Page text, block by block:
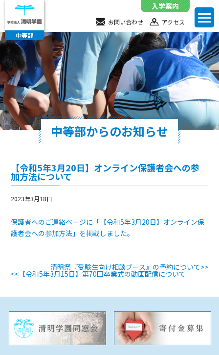
中等部
お問い合わせ アクセス
入学案内
中等部からのお知らせ
【令和5年3月20日】オンライン保護者会への参
加方法について
2023年3月18日
保護者へのご連絡ページに「【令和5年3月20日】オンライン保
護者会への参加方法」を掲載しました。
清明祭『受験生向け相談ブース』の予約について>>
<< 【令和5年3月15日】第70回卒業式の動画配信について
お問い合わせ
アクセス